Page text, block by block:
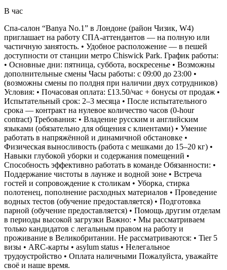
В час
Спа-салон “Banya No.1” в Лондоне (район Чизик, W4)
приглашает на работу СПА-аттендантов — на полную или
частичную занятость. • Удобное расположение — в пешей
доступности от станции метро Chiswick Park. График работы:
• Основные дни: пятница, суббота, воскресенье • Возможны
дополнительные смены Часы работы: с 09:00 до 23:00 •
(возможны смены по полдня при наличии двух сотрудников)
Условия: • Почасовая оплата: £13.50/час + бонусы от продаж •
Испытательный срок: 2–3 месяца • После испытательного
срока — контракт на нулевое количество часов (0-hour
contract) Требования: • Владение русским и английским
языками (обязательно для общения с клиентами) • Умение
работать в напряжённой и динамичной обстановке •
Физическая выносливость (работа с мешками до 15–20 кг) •
Навыки глубокой уборки и содержания помещений •
Способность эффективно работать в команде Обязанности: •
Поддержание чистоты в лаунже и водной зоне • Встреча
гостей и сопровождение к столикам • Уборка, стирка
полотенец, пополнение расходных материалов • Проведение
водных тестов (обучение предоставляется) • Подготовка
парной (обучение предоставляется) • Помощь другим отделам
в периоды высокой загрузки Важно: • Мы рассматриваем
только кандидатов с легальным правом на работу и
проживание в Великобритании. Не рассматриваются: • Tier 5
визы • ARC-карты • asylum status • Нелегальное
трудоустройство • Оплата наличными Пожалуйста, уважайте
своё и наше время.